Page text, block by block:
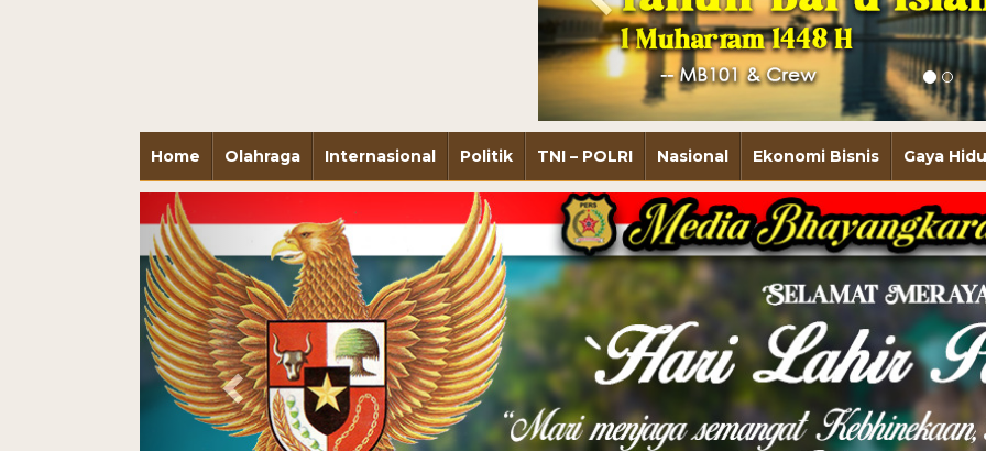
Home Olahraga Internasional Politik TNI – POLRI Nasional Ekonomi Bisnis Gaya